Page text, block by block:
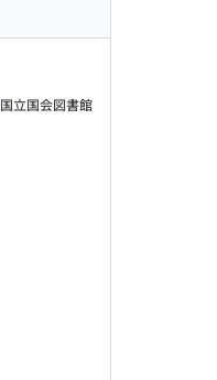
国立国会図書館